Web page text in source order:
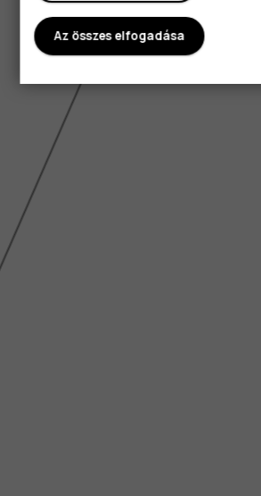
Az összes elfogadása